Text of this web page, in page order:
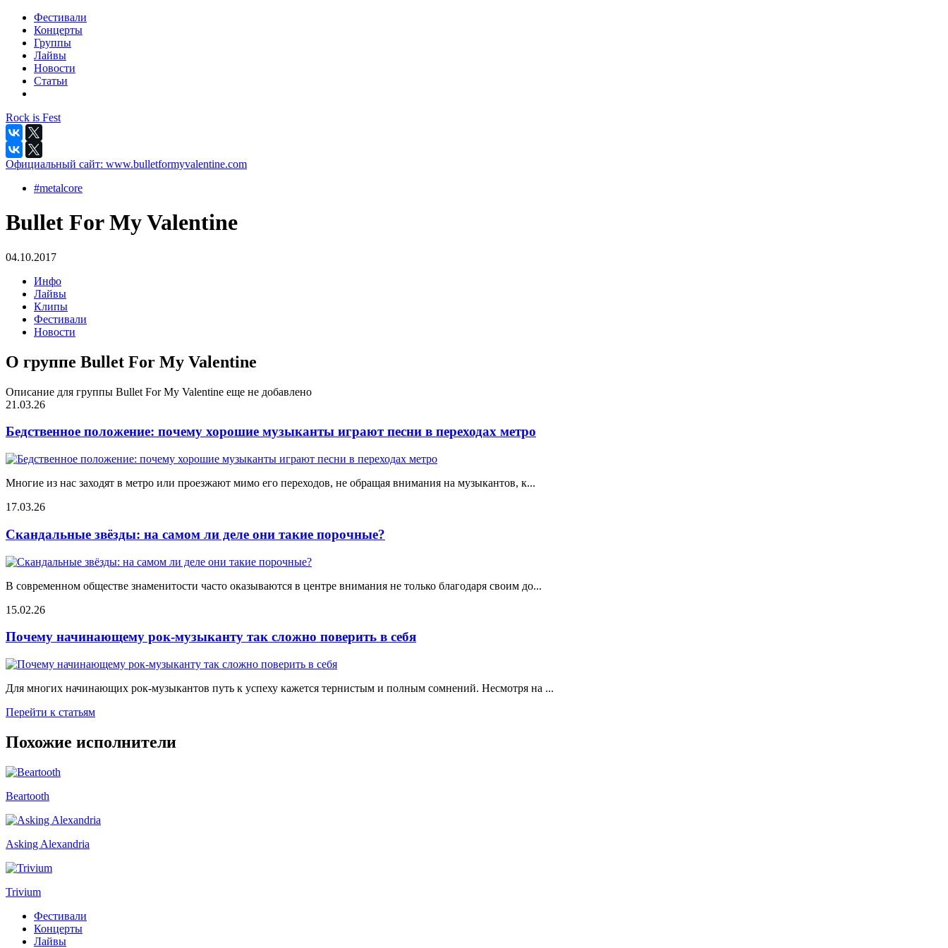
Фестивали
Концерты
Группы
Лайвы
Новости
Статьи
Rock is Fest
Официальный сайт: www.bulletformyvalentine.com
#metalcore
Bullet For My Valentine
04.10.2017
Инфо
Лайвы
Клипы
Фестивали
Новости
О группе Bullet For My Valentine
Описание для группы Bullet For My Valentine еще не добавлено
21.03.26
Бедственное положение: почему хорошие музыканты играют песни в переходах метро
Многие из нас заходят в метро или проезжают мимо его переходов, не обращая внимания на музыкантов, к...
17.03.26
Скандальные звёзды: на самом ли деле они такие порочные?
В современном обществе знаменитости часто оказываются в центре внимания не только благодаря своим до...
15.02.26
Почему начинающему рок-музыканту так сложно поверить в себя
Для многих начинающих рок-музыкантов путь к успеху кажется тернистым и полным сомнений. Несмотря на ...
Перейти к статьям
Похожие исполнители
Beartooth
Asking Alexandria
Trivium
Фестивали
Концерты
Лайвы